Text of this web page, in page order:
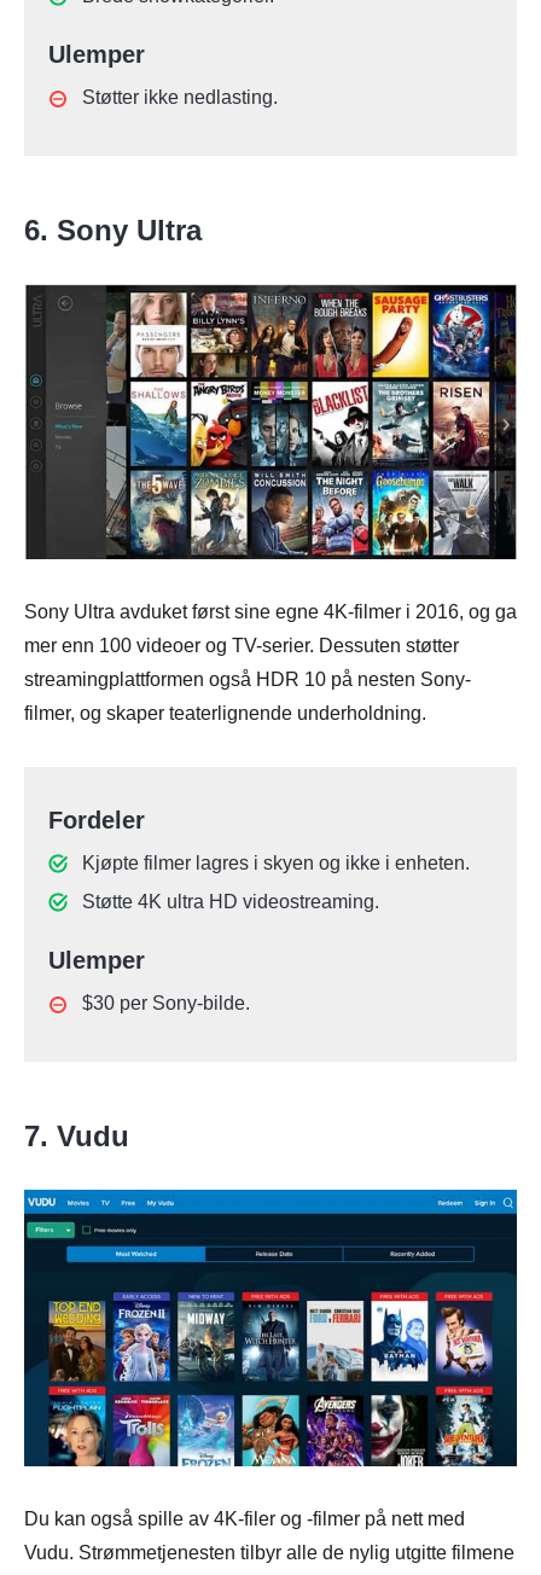
Ulemper
Støtter ikke nedlasting.
6. Sony Ultra
Sony Ultra avduket først sine egne 4K-filmer i 2016, og ga
mer enn 100 videoer og TV-serier. Dessuten støtter
streamingplattformen også HDR 10 på nesten Sony-
filmer, og skaper teaterlignende underholdning.
Fordeler
Kjøpte filmer lagres i skyen og ikke i enheten.
Støtte 4K ultra HD videostreaming.
Ulemper
$30 per Sony-bilde.
7. Vudu
Du kan også spille av 4K-filer og -filmer på nett med
Vudu. Strømmetjenesten tilbyr alle de nylig utgitte filmene